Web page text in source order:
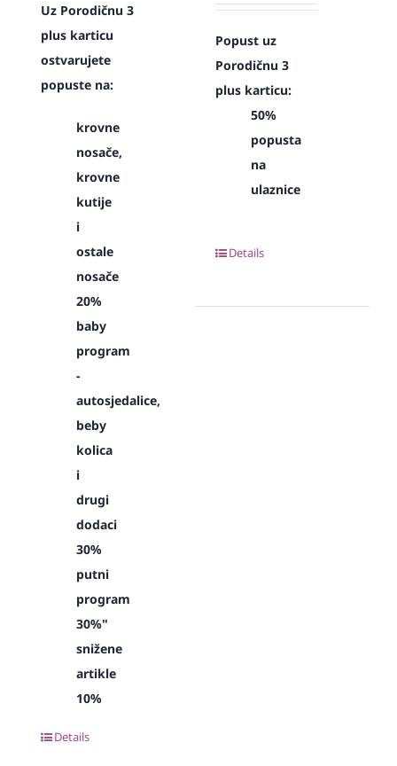
Uz Porodičnu 3
plus karticu
ostvarujete
popuste na:
krovne
nosače,
krovne
kutije
i
ostale
nosače
20%
baby
program
-
autosjedalice,
beby
kolica
i
drugi
dodaci
30%
putni
program
30%"
snižene
artikle
10%
Details
Popust uz
Porodičnu 3
plus karticu:
50%
popusta
na
ulaznice
Details